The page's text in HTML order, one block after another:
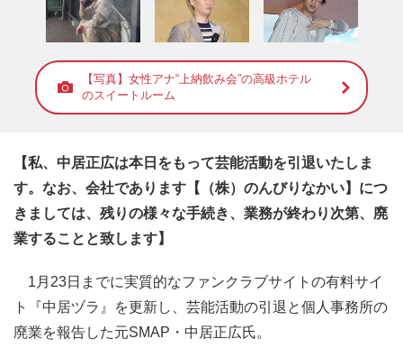
【写真】女性アナ“上納飲み会”の高級ホテル
のスイートルーム
【私、中居正広は本日をもって芸能活動を引退いたしま
す。なお、会社であります【（株）のんびりなかい】につ
きましては、残りの様々な手続き、業務が終わり次第、廃
業することと致します】
1月23日までに実質的なファンクラブサイトの有料サイ
ト『中居ヅラ』を更新し、芸能活動の引退と個人事務所の
廃業を報告した元SMAP・中居正広氏。